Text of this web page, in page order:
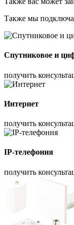
Также мы
Спутниковое и
получить
Интернет
получить
IP-телефония
получить